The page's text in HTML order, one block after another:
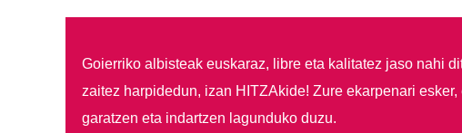
Goierriko albisteak euskaraz, libre eta kalitatez jaso nahi
zaitez harpidedun, izan HITZAkide! Zure ekarpenari
garatzen eta indartzen lagunduko duzu.